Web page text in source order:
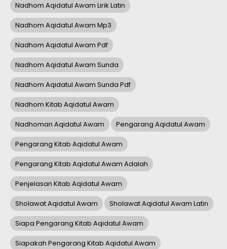
Nadhom Aqidatul Awam Lirik Latin
Nadhom Aqidatul Awam Mp3
Nadhom Aqidatul Awam Pdf
Nadhom Aqidatul Awam Sunda
Nadhom Aqidatul Awam Sunda Pdf
Nadhom Kitab Aqidatul Awam
Nadhoman Aqidatul Awam Pengarang Aqidatul Awam
Pengarang Kitab Aqidatul Awam
Pengarang Kitab Aqidatul Awam Adalah
Penjelasan Kitab Aqidatul Awam
Sholawat Aqidatul Awam Sholawat Aqidatul Awam Latin
Siapa Pengarang Kitab Aqidatul Awam
Siapakah Pengarang Kitab Aqidatul Awam